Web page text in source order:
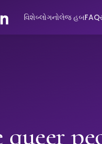
વિશેબ્લોગનોલેજ હબFAQ
queer